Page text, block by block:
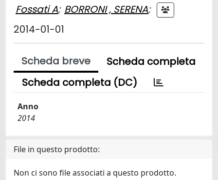
Fossati A; BORRONI , SERENA;
2014-01-01
Scheda breve
Scheda completa
Scheda completa (DC)
Anno
2014
File in questo prodotto:
Non ci sono file associati a questo prodotto.